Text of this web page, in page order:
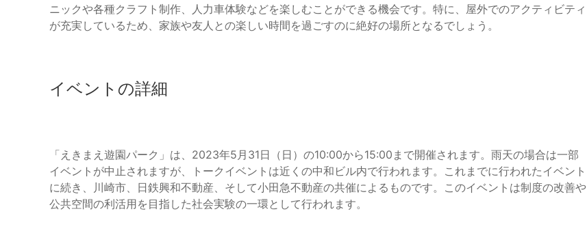
ニックや各種クラフト制作、人力車体験などを楽しむことができる機会です。特に、屋外でのアクティビティ
が充実しているため、家族や友人との楽しい時間を過ごすのに絶好の場所となるでしょう。
イベントの詳細
「えきまえ遊園パーク」は、2023年5月31日（日）の10:00から15:00まで開催されます。雨天の場合は一部
イベントが中止されますが、トークイベントは近くの中和ビル内で行われます。これまでに行われたイベント
に続き、川崎市、日鉄興和不動産、そして小田急不動産の共催によるものです。このイベントは制度の改善や
公共空間の利活用を目指した社会実験の一環として行われます。